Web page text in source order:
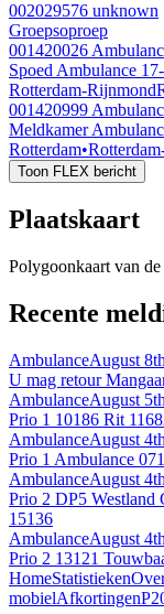
002029576 unknown
Groepsoproep
001420026
Spoed Ambulance
Rotterdam-Rijnmond
001420999
Meldkamer
Rotterdam•
Toon FLEX bericht
Plaatskaart
Polygoonkaart van
Recente
AmbulanceAugust
U mag retour
AmbulanceAugust
Prio 1 10186 Rit
AmbulanceAugust
Prio 1 Ambulance
AmbulanceAugust
Prio 2 DP5
15136
AmbulanceAugust
Prio 2 13121
HomeStatistieken
mobielAfkortingen